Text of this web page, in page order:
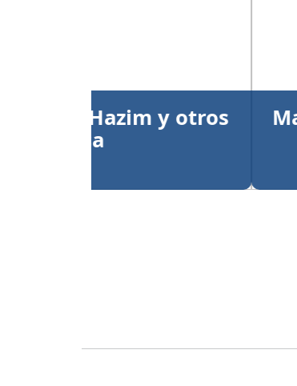
María Dimitrova
kata